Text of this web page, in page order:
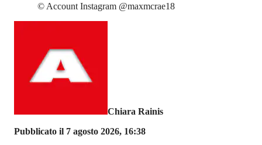
© Account Instagram @maxmcrae18
Chiara Rainis
Pubblicato il 7 agosto 2026, 16:38